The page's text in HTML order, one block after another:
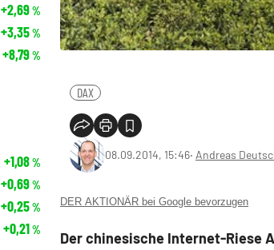
DAX
08.09.2014, 15:46‧ Andreas
DER AKTIONÄR bei Google bevorzugen
Der chinesische Internet-Riese
+2,69%
+3,35%
+8,79%
+1,08%
+0,69%
+0,25%
+0,21%